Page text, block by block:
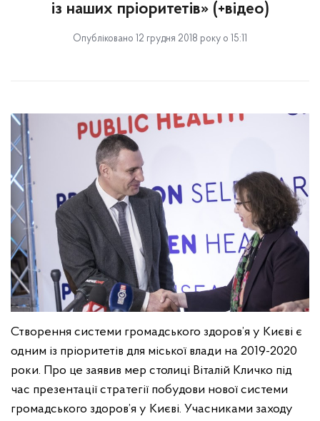
із наших пріоритетів» (+відео)
Опубліковано 12 грудня 2018 року о 15:11
Створення системи громадського здоров’я у Києві є
одним із пріоритетів для міської влади на 2019-2020
роки. Про це заявив мер столиці Віталій Кличко під
час презентації стратегії побудови нової системи
громадського здоров’я у Києві. Учасниками заходу